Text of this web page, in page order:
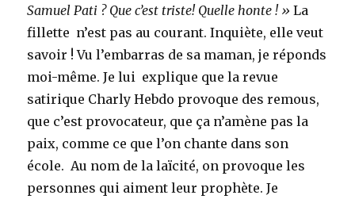
Samuel Pati ? Que c’est triste! Quelle honte ! » La
fillette n’est pas au courant. Inquiète, elle veut
savoir ! Vu l’embarras de sa maman, je réponds
moi-même. Je lui explique que la revue
satirique Charly Hebdo provoque des remous,
que c’est provocateur, que ça n’amène pas la
paix, comme ce que l’on chante dans son
école. Au nom de la laïcité, on provoque les
personnes qui aiment leur prophète. Je